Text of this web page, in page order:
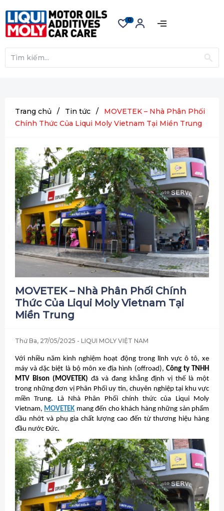
0
Trang chủ / Tin tức /
MOVETEK – Nhà Phân Phối
Chính Thức Của Liqui Moly Vietnam Tại Miền Trung
MOVETEK – Nhà Phân Phối Chính
Thức Của Liqui Moly Vietnam Tại
Miền Trung
Thứ Ba, 27/05/2025 - LIQUI MOLY VIỆT NAM
Với nhiều năm kinh nghiệm hoạt động trong lĩnh vực ô tô, xe
máy và dặc biệt là bộ môn xe địa hình (offroad), Công ty TNHH
MTV Bison (MOVETEK) đã và đang khẳng định vị thế là một
trong những đơn vị Phân Phối uy tín, chuyên nghiệp tại khu vực
miền Trung. Là Nhà Phân Phối chính thức của Liqui Moly
Vietnam, MOVETEK mang đến cho khách hàng những sản phẩm
dầu nhớt và phụ gia chất lượng cao đến từ thương hiệu hàng
đầu nước Đức.